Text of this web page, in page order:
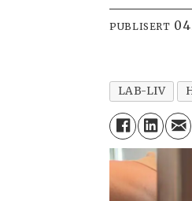
PUBLISERT
LAB-LIV